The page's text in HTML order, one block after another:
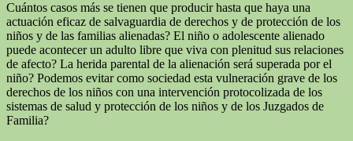
Cuántos casos más se tienen que producir hasta que haya una
actuación eficaz de salvaguardia de derechos y de protección de los
niños y de las familias alienadas? El niño o adolescente alienado
puede acontecer un adulto libre que viva con plenitud sus relaciones
de afecto? La herida parental de la alienación será superada por el
niño? Podemos evitar como sociedad esta vulneración grave de los
derechos de los niños con una intervención protocolizada de los
sistemas de salud y protección de los niños y de los Juzgados de
Familia?